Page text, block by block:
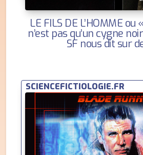
LE FILS DE L’HOMME
n’est pas qu’un cygne
SF nous dit sur
SCIENCEFICTIOLOGIE.FR